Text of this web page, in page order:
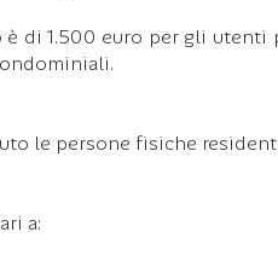
di 1.500 euro per gli
le persone fisiche
a: